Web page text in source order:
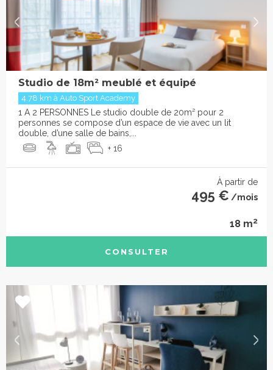
Studio de 18m² meublé et équipé
4.78 km à Auto Sport Academy
1 A 2 PERSONNES Le studio double de 20m² pour 2
personnes se compose d’un espace de vie avec un lit
double, d’une salle de bains,...
+ 16
À partir de
495 € /mois
18 m2
CONSULTER